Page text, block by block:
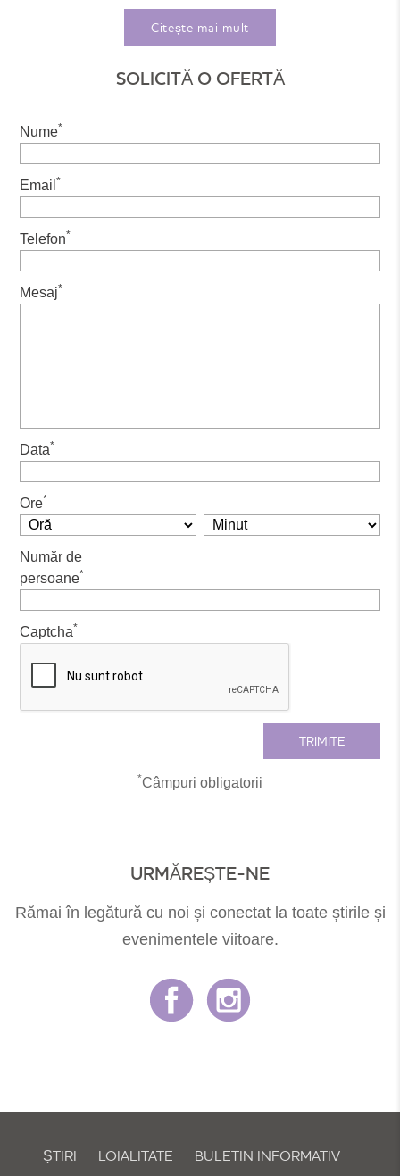
Citește mai mult
SOLICITĂ O OFERTĂ
Nume*
Email *
Telefon*
Mesaj*
Data*
Ore*
Număr de
persoane*
Captcha*
*Câmpuri obligatorii
URMĂREȘTE-NE
Rămai în legătură cu noi și conectat la toate știrile și
evenimentele viitoare.
ȘTIRI LOIALITATE BULETIN INFORMATIV